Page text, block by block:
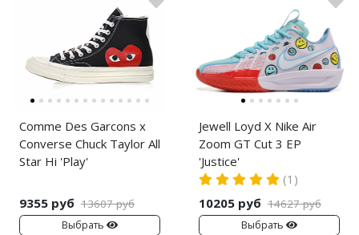
Comme Des Garcons x
Converse Chuck Taylor All
Star Hi 'Play'
9355 руб 13607 руб
Выбрать
Jewell Loyd X Nike Air
Zoom GT Cut 3 EP
'Justice'
(1)
10205 руб 14627 руб
Выбрать